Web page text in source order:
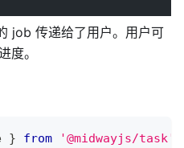
job 传递给了用户。用户可
度。
} from '@midwayjs/task'